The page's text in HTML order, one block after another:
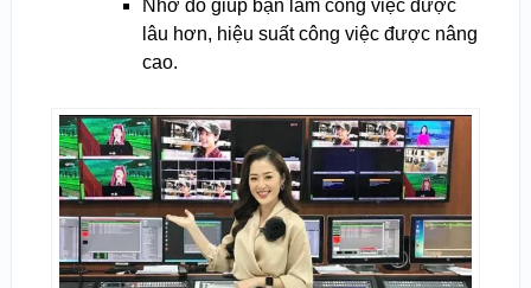
Nhờ đó giúp bạn làm công việc được
lâu hơn, hiệu suất công việc được nâng
cao.